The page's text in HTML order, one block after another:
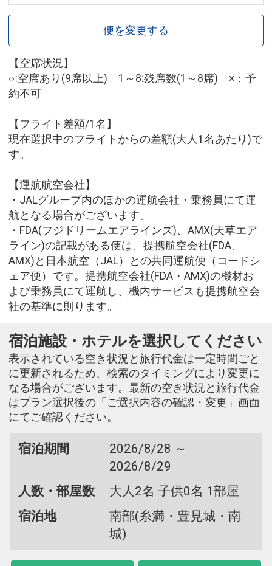
便を変更する
【空席状況】
○:空席あり(9席以上) 1～8:残席数(1～8席) ×：予
約不可
【フライト差額/1名】
現在選択中のフライトからの差額(大人1名あたり)で
す。
【運航航空会社】
・JALグループ内のほかの運航会社・乗務員にて運
航となる場合がございます。
・FDA(フジドリームエアラインズ)、AMX(天草エア
ライン)の記載がある便は、提携航空会社(FDA、
AMX)と日本航空（JAL）との共同運航便（コードシ
ェア便）です。提携航空会社(FDA・AMX)の機材お
よび乗務員にて運航し、機内サービスも提携航空会
社の基準に則ります。
宿泊施設・ホテルを選択してください
表示されている空き状況と旅行代金は一定時間ごと
に更新されるため、検索のタイミングにより変更に
なる場合がございます。最新の空き状況と旅行代金
はプラン選択後の「ご選択内容の確認・変更」画面
にてご確認ください。
宿泊期間
2026/8/28 ～
2026/8/29
人数・部屋数
大人2名 子供0名 1部屋
宿泊地
南部(糸満・豊見城・南
城)